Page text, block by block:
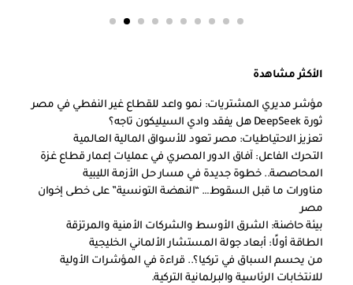
الأكثر مشاهدة
مؤشر مديري المشتريات: نمو واعد للقطاع غير النفطي في مصر
ثورة DeepSeek هل يفقد وادي السيليكون تاجه؟
تعزيز الاحتياطيات: مصر تعود للأسواق المالية العالمية
التحرك الفاعل: آفاق الدور المصري في عمليات إعمار قطاع غزة
المحاصصة.. خطوة جديدة في مسار حل الأزمة الليبية
مناورات ما قبل السقوط… “النهضة التونسية” على خطى إخوان
مصر
بيئة حاضنة: الشرق الأوسط والشركات الأمنية والمرتزقة
الطاقة أولًا: أبعاد جولة المستشار الألماني الخليجية
من يحسم السباق في تركيا؟.. قراءة في المؤشرات الأولية
للانتخابات الرئاسية والبرلمانية التركية.